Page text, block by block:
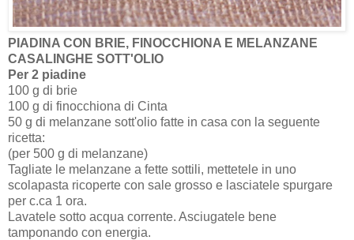
PIADINA CON BRIE, FINOCCHIONA E MELANZANE
CASALINGHE SOTT'OLIO
Per 2 piadine
100 g di brie
100 g di finocchiona di Cinta
50 g di melanzane sott'olio fatte in casa con la seguente
ricetta:
(per 500 g di melanzane)
Tagliate le melanzane a fette sottili, mettetele in uno
scolapasta ricoperte con sale grosso e lasciatele spurgare
per c.ca 1 ora.
Lavatele sotto acqua corrente. Asciugatele bene
tamponando con energia.